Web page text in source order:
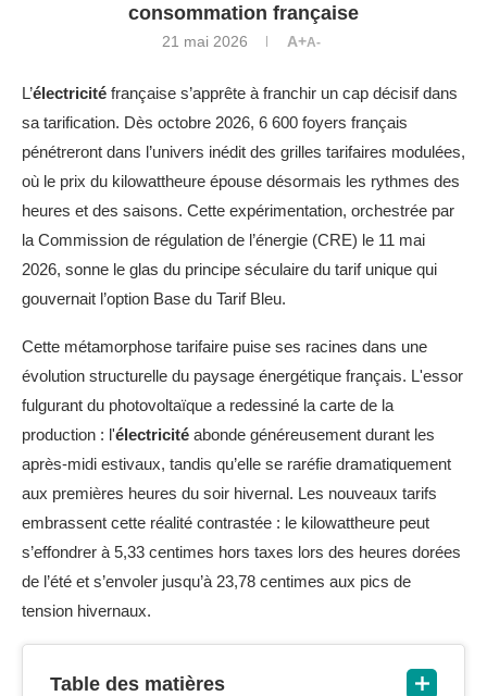
consommation française
21 mai 2026 A+A-
L’électricité française s’apprête à franchir un cap décisif dans
sa tarification. Dès octobre 2026, 6 600 foyers français
pénétreront dans l’univers inédit des grilles tarifaires modulées,
où le prix du kilowattheure épouse désormais les rythmes des
heures et des saisons. Cette expérimentation, orchestrée par
la Commission de régulation de l’énergie (CRE) le 11 mai
2026, sonne le glas du principe séculaire du tarif unique qui
gouvernait l’option Base du Tarif Bleu.
Cette métamorphose tarifaire puise ses racines dans une
évolution structurelle du paysage énergétique français. L'essor
fulgurant du photovoltaïque a redessiné la carte de la
production : l'électricité abonde généreusement durant les
après-midi estivaux, tandis qu’elle se raréfie dramatiquement
aux premières heures du soir hivernal. Les nouveaux tarifs
embrassent cette réalité contrastée : le kilowattheure peut
s’effondrer à 5,33 centimes hors taxes lors des heures dorées
de l’été et s’envoler jusqu’à 23,78 centimes aux pics de
tension hivernaux.
Table des matières